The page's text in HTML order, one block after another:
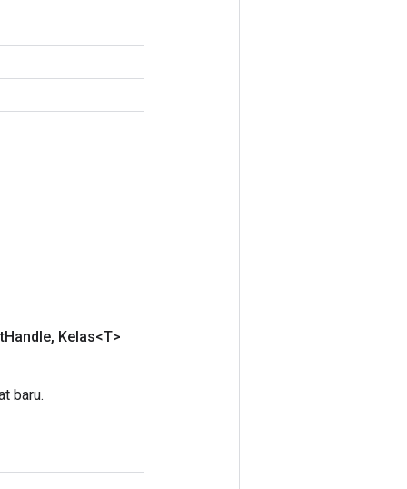
Handle, Kelas<T>
baru.